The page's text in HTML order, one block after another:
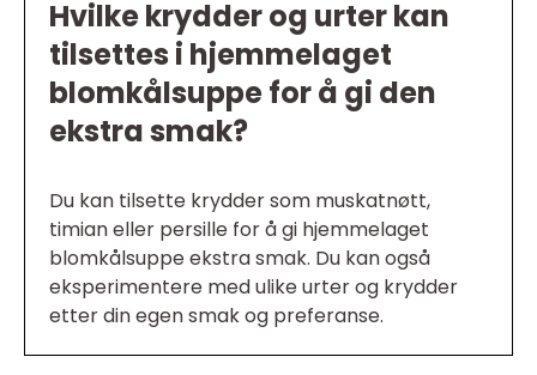
Hvilke krydder og urter kan
tilsettes i hjemmelaget
blomkålsuppe for å gi den
ekstra smak?
Du kan tilsette krydder som muskatnøtt,
timian eller persille for å gi hjemmelaget
blomkålsuppe ekstra smak. Du kan også
eksperimentere med ulike urter og krydder
etter din egen smak og preferanse.